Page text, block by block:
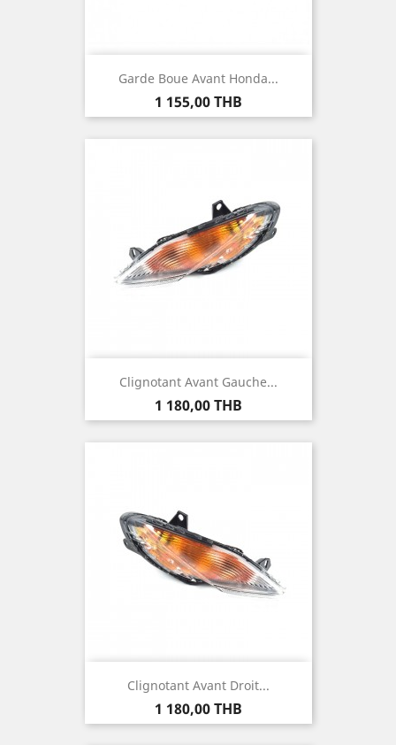
Garde Boue Avant Honda...
Prix
1 155,00 THB
Clignotant Avant Gauche...
Prix
1 180,00 THB
Clignotant Avant Droit...
Prix
1 180,00 THB